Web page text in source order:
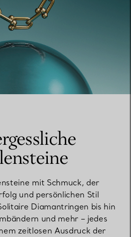
mit Schmuck, der
und persönlichen Stil
Diamantringen bis hin
und mehr – jedes
zeitlosen Ausdruck der